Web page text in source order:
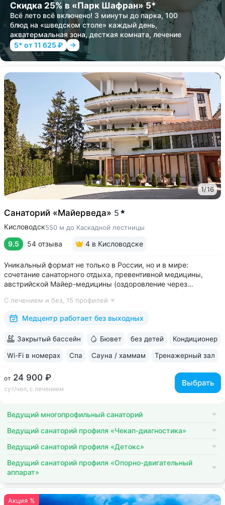
Скидка 25% в «Парк Шафран» 5*
Всё лето всё включено! 3 минуты до парка, 100
блюд на «шведском столе» каждый день,
акватермальная зона, десткая комната, лечение
5* от 11 625 ₽
1/16
Санаторий «Майерведа» 5
Кисловодск550 м до Каскадной лестницы
9.5 54 отзыва 4 в Кисловодске
Уникальный формат не только в России, но и в мире:
сочетание санаторного отдыха, превентивной медицины,
австрийской Майер-медицины (оздоровление через
Победитель международной премии The World Luxury Awards.
Премия «Вояж» за лучший велнес-проект...
С лечением и без, 15 профилей
Медцентр работает без выходных
от 24 900 ₽
сут/чел, с лечением
Выбрать
Закрытый бассейн Бювет без детей Кондиционер
Wi-Fi в номерах Спа Сауна / хаммам Тренажерный зал
Ведущий многопрофильный санаторий
Ведущий санаторий профиля «Чекап-диагностика»
Ведущий санаторий профиля «Детокс»
Ведущий санаторий профиля «Опорно-двигательный
аппарат»
Акция %